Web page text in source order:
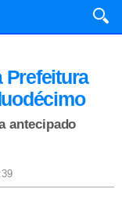
Prefeitura
antecipado